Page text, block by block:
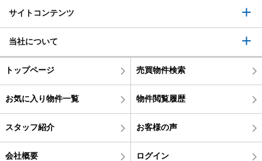
サイトコンテンツ
当社について
トップページ 売買物件検索
お気に入り物件一覧 物件閲覧履歴
スタッフ紹介 お客様の声
会社概要 ログイン